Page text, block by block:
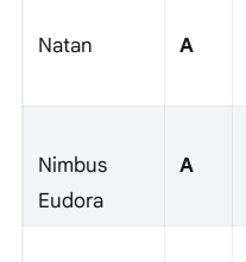
Natan A
Nimbus
Eudora
A